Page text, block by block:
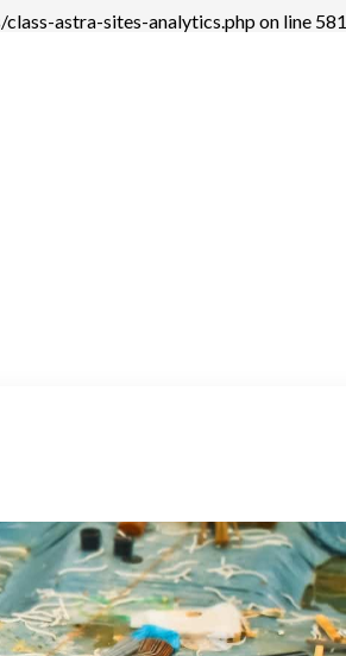
astra-sites-analytics.php on line 581